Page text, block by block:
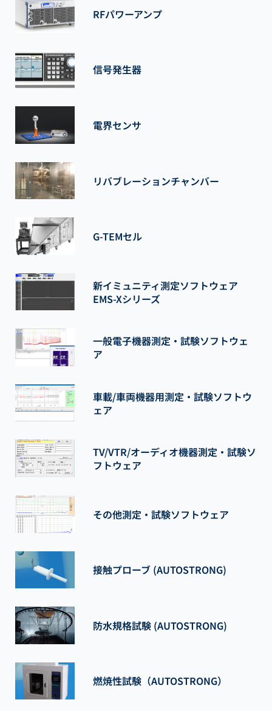
RFパワーアンプ
信号発生器
電界センサ
リバブレーションチャンバー
G-TEMセル
新イミュニティ測定ソフトウェア
EMS-Xシリーズ
一般電子機器測定・試験ソフトウェ
ア
車載/車両機器用測定・試験ソフトウ
ェア
TV/VTR/オーディオ機器測定・試験ソ
フトウェア
その他測定・試験ソフトウェア
接触プローブ (AUTOSTRONG)
防水規格試験 (AUTOSTRONG)
燃焼性試験（AUTOSTRONG）